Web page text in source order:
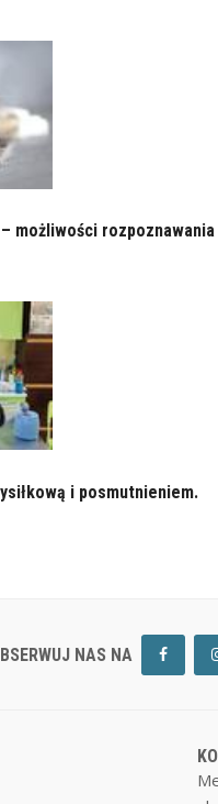
możliwości rozpoznawania
i posmutnieniem.
NAS NA